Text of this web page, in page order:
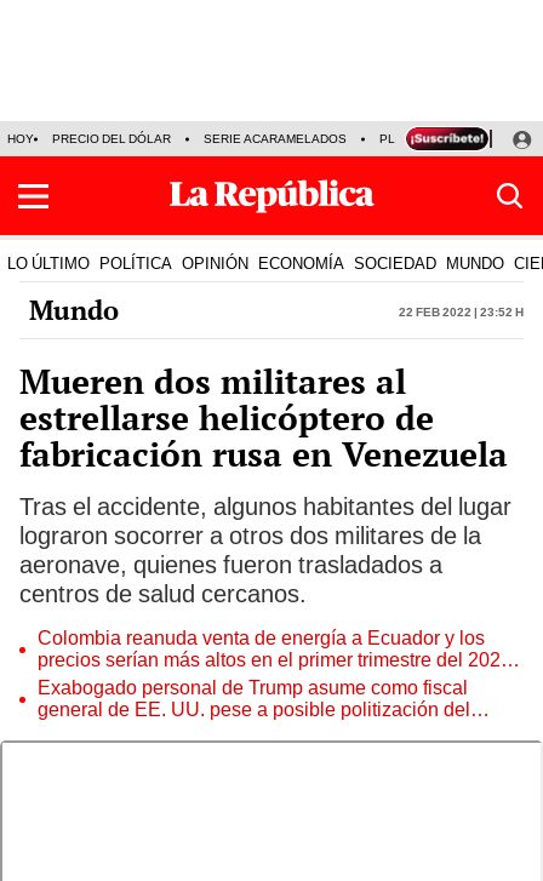
HOY PRECIO DEL DÓLAR SERIE ACARAMELADOS PLAZA VEA
LO ÚLTIMO POLÍTICA OPINIÓN ECONOMÍA SOCIEDAD MUNDO
Mundo 22 Feb 2022 | 23:52 h
Mueren dos militares al
estrellarse helicóptero de
fabricación rusa en Venezuela
Tras el accidente, algunos habitantes del lugar
lograron socorrer a otros dos militares de la
aeronave, quienes fueron trasladados a
centros de salud cercanos.
Colombia reanuda venta de energía a Ecuador y los
precios serían más altos en el primer trimestre del 2027,
según Cenace
Exabogado personal de Trump asume como fiscal
general de EE. UU. pese a posible politización del